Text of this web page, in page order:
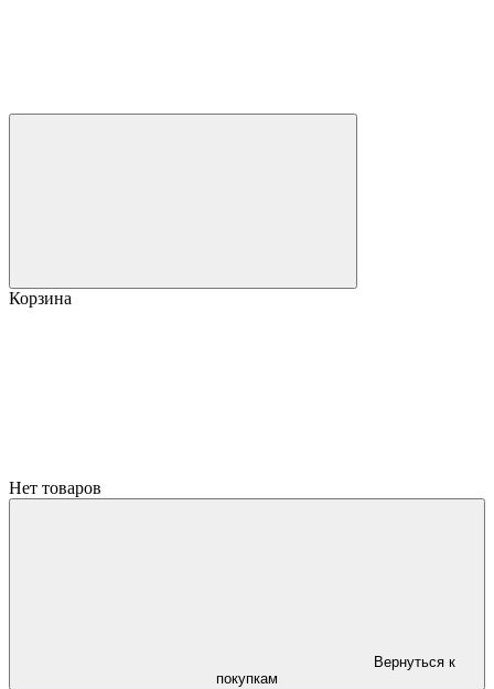
Корзина
Нет товаров
Вернуться к
покупкам